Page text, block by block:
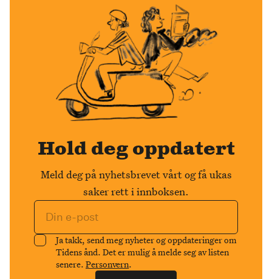
Hold deg oppdatert
Meld deg på nyhetsbrevet vårt og få ukas
saker rett i innboksen.
Ja takk, send meg nyheter og oppdateringer om
Tidens ånd. Det er mulig å melde seg av listen
senere. Personvern.